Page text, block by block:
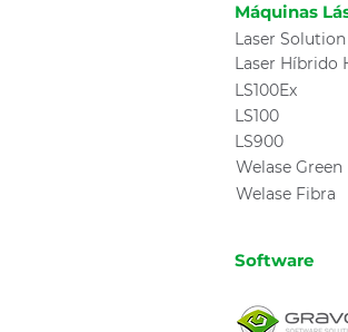
Máquinas
Laser
Laser Híbrido
LS100Ex
LS100
LS900
Welase Green
Welase Fibra
Software